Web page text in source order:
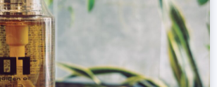
の方はこちらで事前登録をして頂く
ズに施術可能です。
ちらもダウンロードして頂き新規登
くとスタイルの保存・カルテの保存